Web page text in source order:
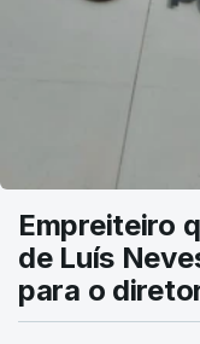
Empreiteiro
de Luís
para o